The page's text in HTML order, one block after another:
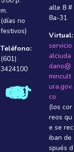
m.
(días no
festivos)
Teléfono:
(601)
3424100
alle 8 #
8a-31
Virtual:
servicio
alciuda
dano@
mincult
ura.gov.
co
(los cor
reos qu
e se rec
iban de
spués d